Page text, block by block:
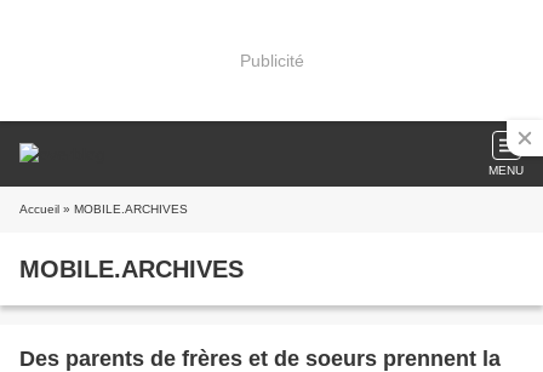
Publicité
MENU
Accueil » MOBILE.ARCHIVES
MOBILE.ARCHIVES
Des parents de frères et de soeurs prennent la